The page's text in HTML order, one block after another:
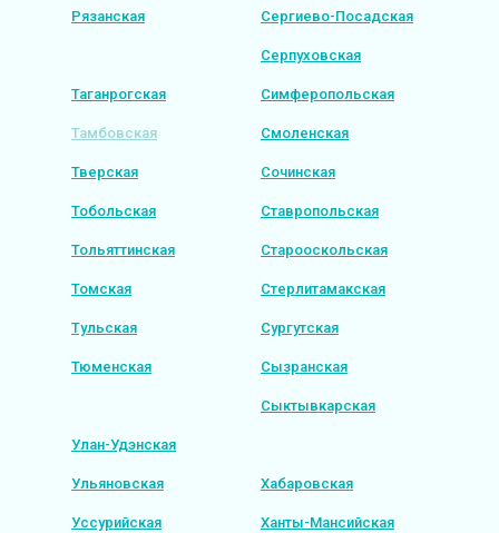
Рязанская Сергиево-Посадская
Серпуховская
Симферопольская
Смоленская
Сочинская
Ставропольская
Старооскольская
Стерлитамакская
Сургутская
Сызранская
Сыктывкарская
Таганрогская
Тамбовская
Тверская
Тобольская
Тольяттинская
Томская
Тульская
Тюменская
Улан-Удэнская
Ульяновская
Уссурийская
Хабаровская
Ханты-Мансийская